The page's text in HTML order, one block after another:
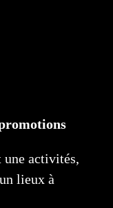
une activités,
lieux à